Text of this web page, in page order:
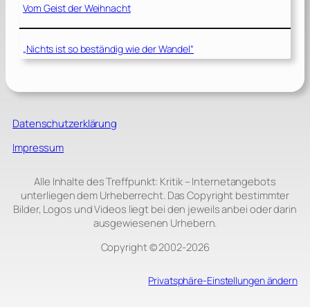
Vom Geist der Weihnacht
„Nichts ist so beständig wie der Wandel“
Datenschutzerklärung
Impressum
Alle Inhalte des Treffpunkt: Kritik – Internetangebots
unterliegen dem Urheberrecht. Das Copyright bestimmter
Bilder, Logos und Videos liegt bei den jeweils anbei oder darin
ausgewiesenen Urhebern.
Copyright © 2002‑2026
Privatsphäre-Einstellungen ändern